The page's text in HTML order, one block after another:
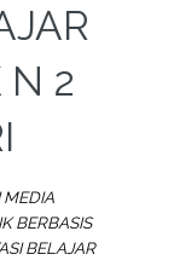
N 2
MEDIA
BERBASIS
BELAJAR